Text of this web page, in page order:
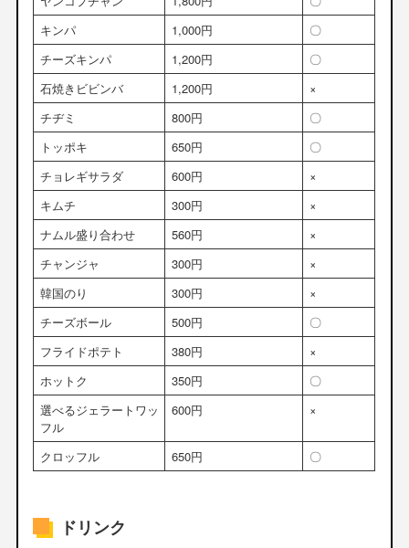
キンパ
1,000円
〇
チーズキンパ
1,200円
〇
石焼きビビンバ
1,200円
×
チヂミ
800円
〇
トッポキ
650円
〇
チョレギサラダ
600円
×
キムチ
300円
×
ナムル盛り合わせ
560円
×
チャンジャ
300円
×
韓国のり
300円
×
チーズボール
500円
〇
フライドポテト
380円
×
ホットク
350円
〇
選べるジェラートワッ
フル
600円 ×
クロッフル 650円 〇
ドリンク